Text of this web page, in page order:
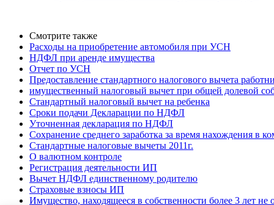
Смотрите также
Расходы на приобретение автомобиля при УСН
НДФЛ при аренде имущества
Отчет по УСН
Предоставление стандартного налогового вычета
имущественный налоговый вычет при общей долевой
Стандартный налоговый вычет на ребенка
Сроки подачи Декларации по НДФЛ
Уточненная декларация по НДФЛ
Сохранение среднего заработка за время нахождения в
Стандартные налоговые вычеты 2011г.
О валютном контроле
Регистрация деятельности ИП
Вычет НДФЛ единственному родителю
Страховые взносы ИП
Имущество, находящееся в собственности более 3 лет